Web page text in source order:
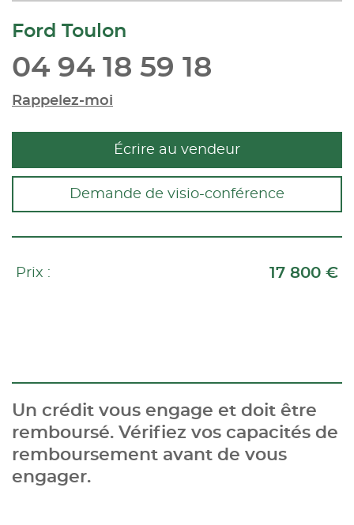
Ford Toulon
04 94 18 59 18
Rappelez-moi
Écrire au vendeur
Demande de visio-conférence
Prix : 17 800 €
Un crédit vous engage et doit être
remboursé. Vérifiez vos capacités de
remboursement avant de vous
engager.